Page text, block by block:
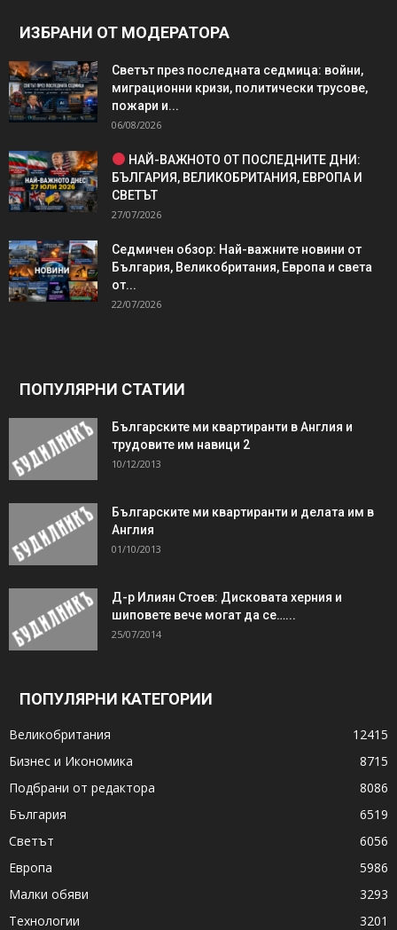
ИЗБРАНИ ОТ МОДЕРАТОРА
Светът през последната седмица: войни,
миграционни кризи, политически трусове,
пожари и...
06/08/2026
НАЙ-ВАЖНОТО ОТ ПОСЛЕДНИТЕ ДНИ:
БЪЛГАРИЯ, ВЕЛИКОБРИТАНИЯ, ЕВРОПА И
СВЕТЪТ
27/07/2026
Седмичен обзор: Най-важните новини от
България, Великобритания, Европа и света
от...
22/07/2026
ПОПУЛЯРНИ СТАТИИ
Българските ми квартиранти в Англия и
трудовите им навици 2
10/12/2013
Българските ми квартиранти и делата им в
Англия
01/10/2013
Д-р Илиян Стоев: Дисковата херния и
шиповете вече могат да се…...
25/07/2014
ПОПУЛЯРНИ КАТЕГОРИИ
Великобритания
12415
Бизнес и Икономика
8715
Подбрани от редактора
8086
България
6519
Светът
6056
Европа
5986
Малки обяви
3293
Технологии
3201